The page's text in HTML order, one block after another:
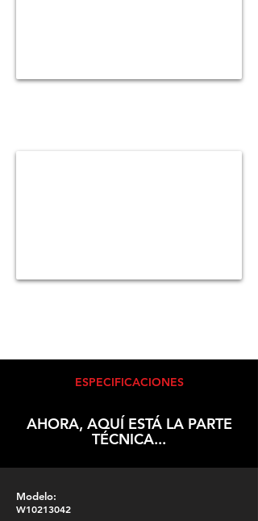
ESPECIFICACIONES
AHORA, AQUÍ ESTÁ LA PARTE
TÉCNICA...
Modelo:
W10213042